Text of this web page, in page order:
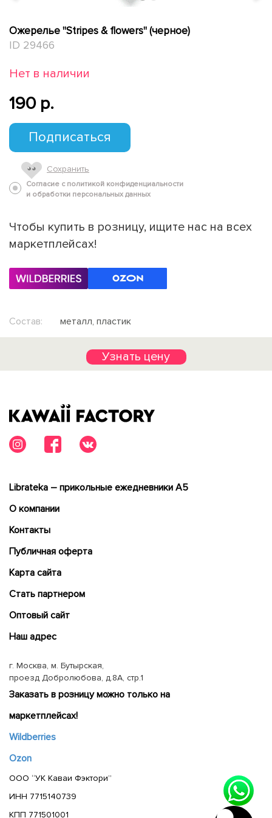
Ожерелье "Stripes & flowers" (черное)
ID 29466
Нет в наличии
190 p.
Подписаться
Сохранить
Согласие с политикой конфиденциальности
и обработки персональных данных
Чтобы купить в розницу, ищите нас на всех
маркетплейсах!
Состав: металл, пластик
Узнать цену
Librateka – прикольные ежедневники А5
О компании
Контакты
Публичная оферта
Карта сайта
Cтать партнером
Оптовый сайт
Наш адрес
г. Москва, м. Бутырская,
проезд Добролюбова, д.8А, стр.1
Заказать в розницу можно только на
маркетплейсах!
Wildberries
Ozon
ООО “УК Каваи Фэктори”
ИНН 7715140739
КПП 771501001